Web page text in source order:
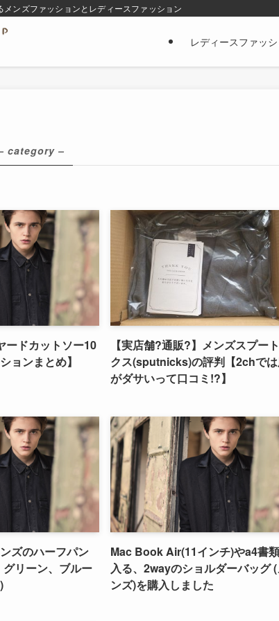
ンズファッションとレディースファッション
レディースファッ
category –
ードカットソー10
ョンまとめ】
【実店舗?通販?】メンズスプー
クス(sputnicks)の評判【2chで
がダサいって口コミ!?】
ズのハーフパン
リーン、ブルー
Mac Book Air(11インチ)やa4書
入る、2wayのショルダーバッグ (
ンズ)を購入しました